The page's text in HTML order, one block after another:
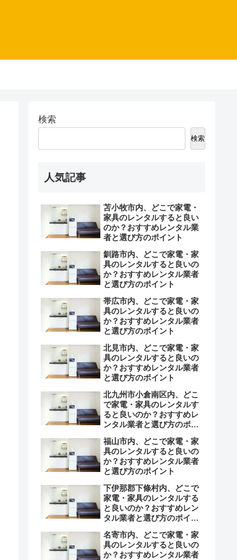
検索
検索
人気記事
苫小牧市内、どこで家電・
家具のレンタルすると良い
のか？おすすめレンタル業
者と選び方のポイント
釧路市内、どこで家電・家
具のレンタルすると良いの
か？おすすめレンタル業者
と選び方のポイント
帯広市内、どこで家電・家
具のレンタルすると良いの
か？おすすめレンタル業者
と選び方のポイント
北見市内、どこで家電・家
具のレンタルすると良いの
か？おすすめレンタル業者
と選び方のポイント
北九州市小倉南区内、どこ
で家電・家具のレンタルす
ると良いのか？おすすめレ
ンタル業者と選び方のポイ
福山市内、どこで家電・家
具のレンタルすると良いの
か？おすすめレンタル業者
と選び方のポイント
下伊那郡下條村内、どこで
家電・家具のレンタルする
と良いのか？おすすめレン
タル業者と選び方のポイン
名寄市内、どこで家電・家
具のレンタルすると良いの
か？おすすめレンタル業者